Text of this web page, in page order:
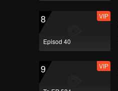
8
Episod 40
VIP
9 VIP